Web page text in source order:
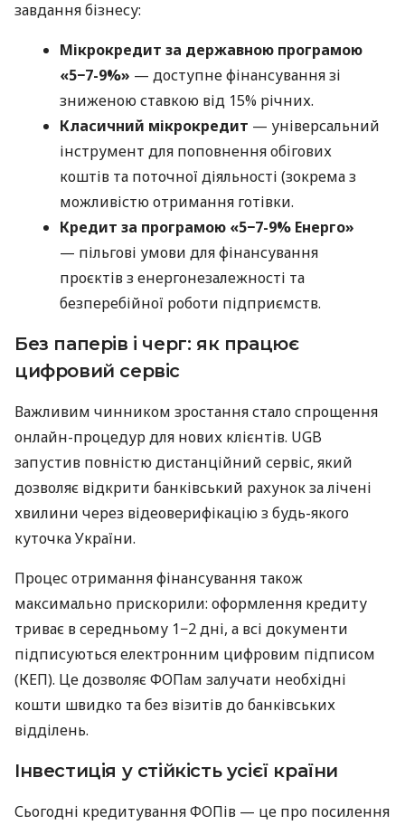
завдання бізнесу:
Мікрокредит за державною програмою
«5−7-9%» — доступне фінансування зі
зниженою ставкою від 15% річних.
Класичний мікрокредит — універсальний
інструмент для поповнення обігових
коштів та поточної діяльності (зокрема з
можливістю отримання готівки.
Кредит за програмою «5−7-9% Енерго»
— пільгові умови для фінансування
проєктів з енергонезалежності та
безперебійної роботи підприємств.
Без паперів і черг: як працює
цифровий сервіс
Важливим чинником зростання стало спрощення
онлайн-процедур для нових клієнтів. UGB
запустив повністю дистанційний сервіс, який
дозволяє відкрити банківський рахунок за лічені
хвилини через відеоверифікацію з будь-якого
куточка України.
Процес отримання фінансування також
максимально прискорили: оформлення кредиту
триває в середньому 1−2 дні, а всі документи
підписуються електронним цифровим підписом
(КЕП). Це дозволяє ФОПам залучати необхідні
кошти швидко та без візитів до банківських
відділень.
Інвестиція у стійкість усієї країни
Сьогодні кредитування ФОПів — це про посилення